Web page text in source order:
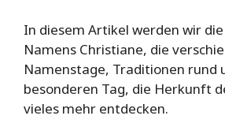
In diesem Artikel werden wir
Namens Christiane, die
Namenstage, Traditionen rund
besonderen Tag, die Herkunft
vieles mehr entdecken.